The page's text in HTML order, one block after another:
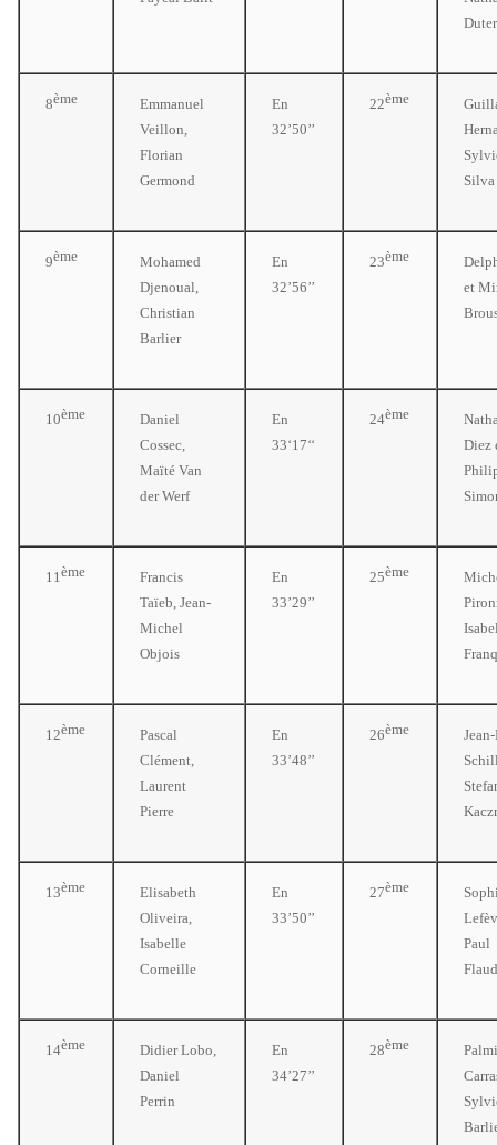
8ème
Emmanuel
Veillon,
Florian
Germond
En
32’50’’
22ème
Silva
9ème
Mohamed
Djenoual,
Christian
Barlier
En
32’56’’
23ème
et
10ème
Daniel
Cossec,
Maïté Van
der Werf
En
33‘17‘‘
24ème
Diez
11ème
Francis
Taïeb, Jean-
Michel
Objois
En
33’29’’
25ème
12ème
Pascal
Clément,
Laurent
Pierre
En
33’48’’
26ème
13ème
Elisabeth
Oliveira,
Isabelle
Corneille
En
33’50’’
27ème
Paul
14ème
Didier Lobo,
Daniel
Perrin
En
34’27’’
28ème